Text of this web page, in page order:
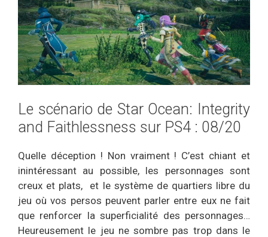
Le scénario de Star Ocean: Integrity
and Faithlessness sur PS4 : 08/20
Quelle déception ! Non vraiment ! C’est chiant et
inintéressant au possible, les personnages sont
creux et plats, et le système de quartiers libre du
jeu où vos persos peuvent parler entre eux ne fait
que renforcer la superficialité des personnages…
Heureusement le jeu ne sombre pas trop dans le